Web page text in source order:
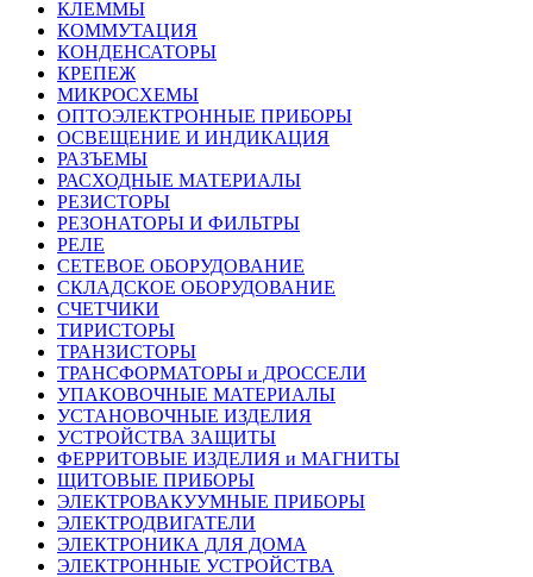
КЛЕММЫ
КОММУТАЦИЯ
КОНДЕНСАТОРЫ
КРЕПЕЖ
МИКРОСХЕМЫ
ОПТОЭЛЕКТРОННЫЕ ПРИБОРЫ
ОСВЕЩЕНИЕ И ИНДИКАЦИЯ
РАЗЪЕМЫ
РАСХОДНЫЕ МАТЕРИАЛЫ
РЕЗИСТОРЫ
РЕЗОНАТОРЫ И ФИЛЬТРЫ
РЕЛЕ
СЕТЕВОЕ ОБОРУДОВАНИЕ
СКЛАДСКОЕ ОБОРУДОВАНИЕ
СЧЕТЧИКИ
ТИРИСТОРЫ
ТРАНЗИСТОРЫ
ТРАНСФОРМАТОРЫ и ДРОССЕЛИ
УПАКОВОЧНЫЕ МАТЕРИАЛЫ
УСТАНОВОЧНЫЕ ИЗДЕЛИЯ
УСТРОЙСТВА ЗАЩИТЫ
ФЕРРИТОВЫЕ ИЗДЕЛИЯ и МАГНИТЫ
ЩИТОВЫЕ ПРИБОРЫ
ЭЛЕКТРОВАКУУМНЫЕ ПРИБОРЫ
ЭЛЕКТРОДВИГАТЕЛИ
ЭЛЕКТРОНИКА ДЛЯ ДОМА
ЭЛЕКТРОННЫЕ УСТРОЙСТВА